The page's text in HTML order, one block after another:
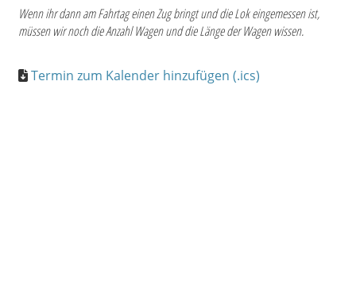
Wenn ihr dann am Fahrtag einen Zug bringt und die Lok eingemessen ist,
müssen wir noch die Anzahl Wagen und die Länge der Wagen wissen.
Termin zum Kalender hinzufügen (.ics)